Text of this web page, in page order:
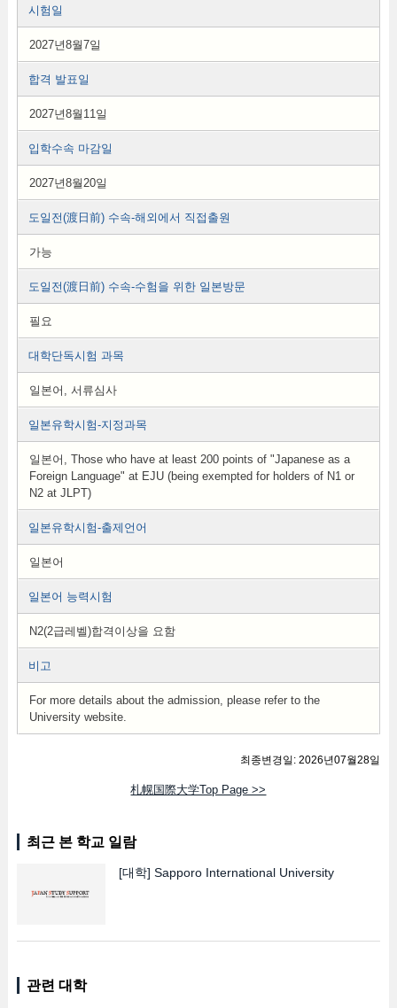
시험일
2027년8월7일
합격 발표일
2027년8월11일
입학수속 마감일
2027년8월20일
도일전(渡日前) 수속-해외에서 직접출원
가능
도일전(渡日前) 수속-수험을 위한 일본방문
필요
대학단독시험 과목
일본어, 서류심사
일본유학시험-지정과목
일본어, Those who have at least 200 points of "Japanese as a
Foreign Language" at EJU (being exempted for holders of N1 or
N2 at JLPT)
일본유학시험-출제언어
일본어
일본어 능력시험
N2(2급레벨)합격이상을 요함
비고
For more details about the admission, please refer to the
University website.
최종변경일: 2026년07월28일
札幌国際大学Top Page >>
최근 본 학교 일람
[대학] Sapporo International University
관련 대학